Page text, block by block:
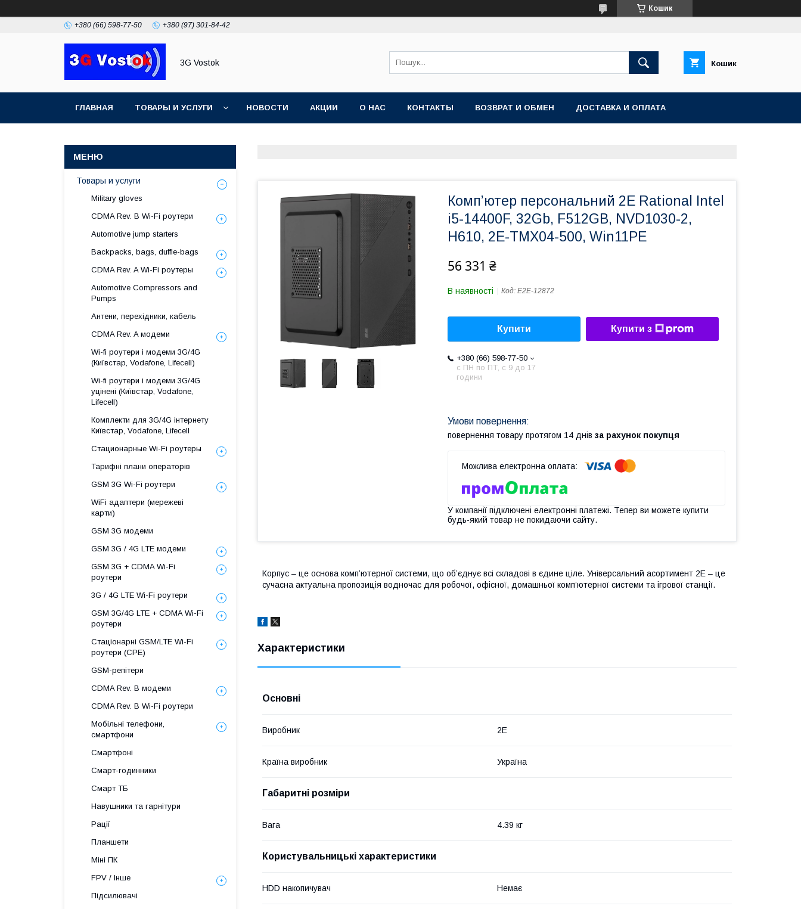
Кошик
+380 (66) 598-77-50 +380 (97) 301-84-42
3G Vostok Кошик
ГЛАВНАЯ ТОВАРЫ И УСЛУГИ НОВОСТИ АКЦИИ О НАС КОНТАКТЫ ВОЗВРАТ И ОБМЕН ДОСТАВКА И ОПЛАТА
Комп’ютер персональний 2E Rational Intel
i5-14400F, 32Gb, F512GB, NVD1030-2,
H610, 2E-TMX04-500, Win11PE
56 331 ₴
В наявності Код: E2E-12872
Купити Купити з
+380 (66) 598-77-50
с ПН по ПТ, с 9 до 17
години
повернення товару протягом 14 днів за рахунок покупця
У компанії підключені електронні платежі. Тепер ви можете купити
будь-який товар не покидаючи сайту.
Корпус – це основа комп’ютерної системи, що об’єднує всі складові в єдине ціле. Універсальний асортимент 2E – це
сучасна актуальна пропозиція водночас для робочої, офісної, домашньої комп’ютерної системи та ігрової станції.
Характеристики
Основні
Виробник 2E
Країна виробник Україна
Габаритні розміри
Вага 4.39 кг
Користувальницькі характеристики
HDD накопичувач Немає
Товары и услуги
Military gloves
CDMA Rev. B Wi-Fi роутери
Automotive jump starters
Backpacks, bags, duffle-bags
CDMA Rev. A Wi-Fi роутеры
Automotive Compressors and
Pumps
Антени, перехідники, кабель
CDMA Rev. A модеми
Wi-fi роутери і модеми 3G/4G
(Київстар, Vodafone, Lifecell)
Wi-fi роутери і модеми 3G/4G
уцінені (Київстар, Vodafone,
Lifecell)
Комплекти для 3G/4G інтернету
Київстар, Vodafone, Lifecell
Стационарные Wi-Fi роутеры
Тарифні плани операторів
GSM 3G Wi-Fi роутери
WiFi адаптери (мережеві
карти)
GSM 3G модеми
GSM 3G / 4G LTE модеми
GSM 3G + CDMA Wi-Fi
роутери
3G / 4G LTE Wi-Fi роутери
GSM 3G/4G LTE + CDMA Wi-Fi
роутери
Стаціонарні GSM/LTE Wi-Fi
роутери (CPE)
GSM-репітери
CDMA Rev. B модеми
CDMA Rev. B Wi-Fi роутери
Мобільні телефони,
смартфони
Смартфоні
Смарт-годинники
Смарт ТБ
Навушники та гарнітури
Рації
Планшети
Міні ПК
FPV / Інше
Підсилювачі